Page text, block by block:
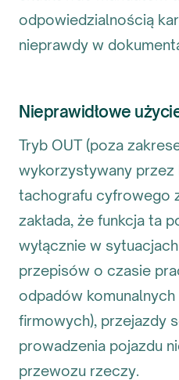
odpowiedzialnością
nieprawdy w
Nieprawidłowe
Tryb OUT (poza
wykorzystywany przez
tachografu cyfrowego
zakłada, że funkcja ta
wyłącznie w
przepisów o czasie
odpadów
firmowych), przejazdy
prowadzenia pojazdu
przewozu rzeczy.